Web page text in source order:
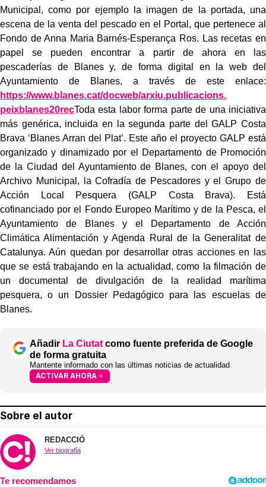
Municipal, como por ejemplo la imagen de la portada, una
escena de la venta del pescado en el Portal, que pertenece al
Fondo de Anna Maria Barnés-Esperança Ros. Las recetas en
papel se pueden encontrar a partir de ahora en las
pescaderías de Blanes y, de forma digital en la web del
Ayuntamiento de Blanes, a través de este enlace:
https://www.blanes.cat/docweb/arxiu.publicacions.
peixblanes20recToda esta labor forma parte de una iniciativa
más genérica, incluida en la segunda parte del GALP Costa
Brava ‘Blanes Arran del Plat’. Este año el proyecto GALP está
organizado y dinamizado por el Departamento de Promoción
de la Ciudad del Ayuntamiento de Blanes, con el apoyo del
Archivo Municipal, la Cofradía de Pescadores y el Grupo de
Acción Local Pesquera (GALP Costa Brava). Está
cofinanciado por el Fondo Europeo Marítimo y de la Pesca, el
Ayuntamiento de Blanes y el Departamento de Acción
Climática Alimentación y Agenda Rural de la Generalitat de
Catalunya. Aún quedan por desarrollar otras acciones en las
que se está trabajando en la actualidad, como la filmación de
un documental de divulgación de la realidad marítima
pesquera, o un Dossier Pedagógico para las escuelas de
Blanes.
Añadir La Ciutat como fuente preferida de Google
de forma gratuita
Mantente informado con las últimas noticias de actualidad
ACTIVAR AHORA
Sobre el autor
REDACCIÓ
Ver biografía